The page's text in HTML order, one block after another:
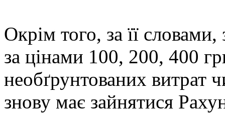
Окрім того, за її
за цінами 100, 200, 400
необґрунтованих витрат
знову має зайнятися